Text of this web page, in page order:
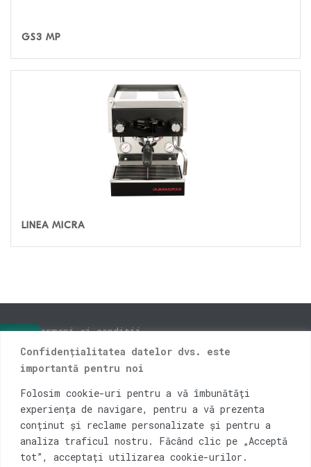
Confidențialitatea datelor dvs. este
importantă pentru noi
Folosim cookie-uri pentru a vă îmbunătăți
experiența de navigare, pentru a vă prezenta
conținut și reclame personalizate și pentru a
analiza traficul nostru. Făcând clic pe „Acceptă
tot”, acceptați utilizarea cookie-urilor.
GS3 MP
LINEA MICRA
Termeni și condiții
Livrare și retur
Instagram
Facebook
Blog